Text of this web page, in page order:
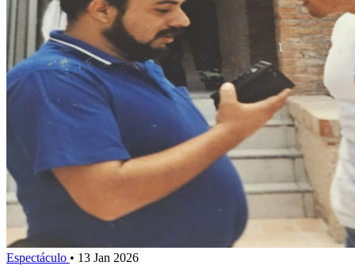
Espectáculo • 13 Jan 2026